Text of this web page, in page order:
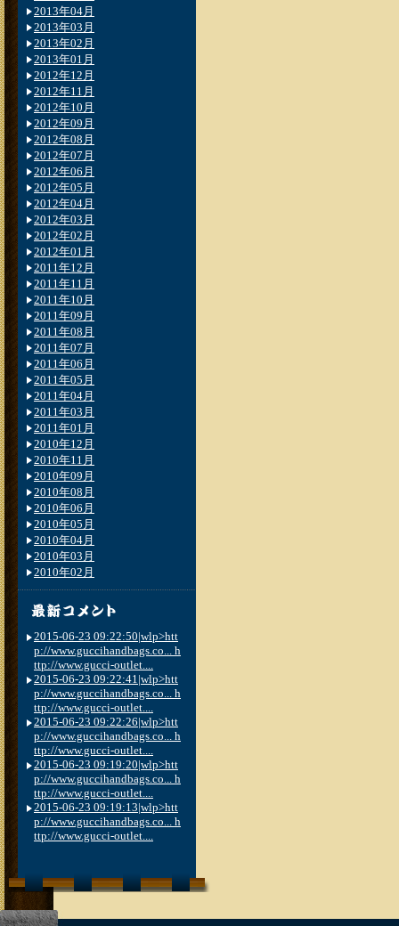
2013年04月
2013年03月
2013年02月
2013年01月
2012年12月
2012年11月
2012年10月
2012年09月
2012年08月
2012年07月
2012年06月
2012年05月
2012年04月
2012年03月
2012年02月
2012年01月
2011年12月
2011年11月
2011年10月
2011年09月
2011年08月
2011年07月
2011年06月
2011年05月
2011年04月
2011年03月
2011年01月
2010年12月
2010年11月
2010年09月
2010年08月
2010年06月
2010年05月
2010年04月
2010年03月
2010年02月
2015-06-23 09:22:50|wlp>htt
p://www.guccihandbags.co... h
ttp://www.gucci-outlet....
2015-06-23 09:22:41|wlp>htt
p://www.guccihandbags.co... h
ttp://www.gucci-outlet....
2015-06-23 09:22:26|wlp>htt
p://www.guccihandbags.co... h
ttp://www.gucci-outlet....
2015-06-23 09:19:20|wlp>htt
p://www.guccihandbags.co... h
ttp://www.gucci-outlet....
2015-06-23 09:19:13|wlp>htt
p://www.guccihandbags.co... h
ttp://www.gucci-outlet....